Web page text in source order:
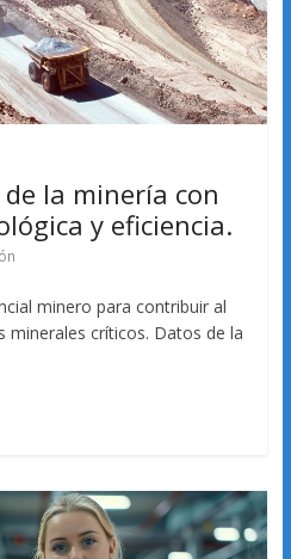
la minería con
y eficiencia.
minero para contribuir al
minerales críticos. Datos de la